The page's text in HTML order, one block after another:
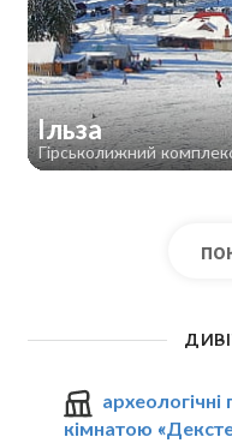
Ільза
Гірськолижний
кімнатою